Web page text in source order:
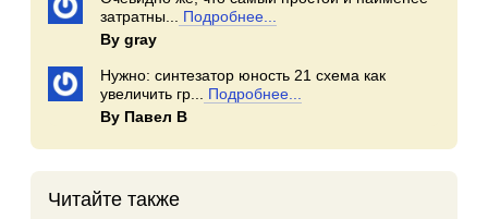
затратны...
Подробнее...
By gray
Нужно: синтезатор юность 21 схема как
увеличить гр...
Подробнее...
By Павел В
Читайте также